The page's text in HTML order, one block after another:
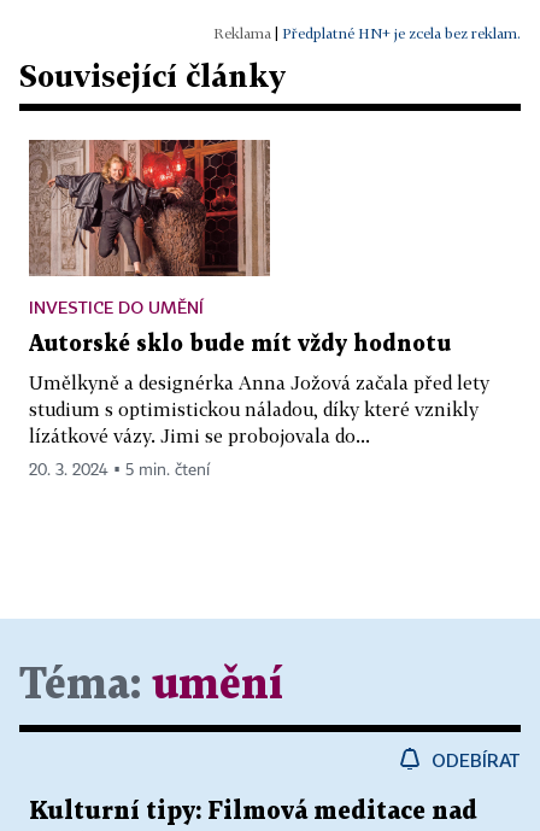
Předplatné HN+ je zcela bez reklam.
Související články
INVESTICE DO UMĚNÍ
Autorské sklo bude mít vždy hodnotu
Umělkyně a designérka Anna Jožová začala před lety
studium s optimistickou náladou, díky které vznikly
lízátkové vázy. Jimi se probojovala do...
20. 3. 2024 ▪ 5 min. čtení
Téma: umění
ODEBÍRAT
Kulturní tipy: Filmová meditace nad